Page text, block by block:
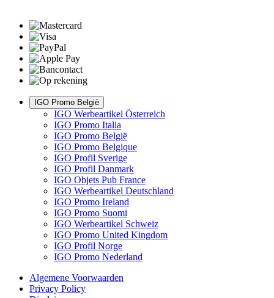
IGO Promo België
IGO Werbeartikel Österreich
IGO Promo Italia
IGO Promo België
IGO Promo Belgique
IGO Profil Sverige
IGO Profil Danmark
IGO Objets Pub France
IGO Werbeartikel Deutschland
IGO Promo Ireland
IGO Promo Suomi
IGO Werbeartikel Schweiz
IGO Promo United Kingdom
IGO Profil Norge
IGO Promo Nederland
Algemene Voorwaarden
Privacy Policy